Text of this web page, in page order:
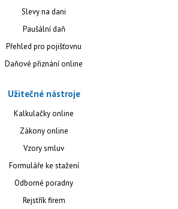
Slevy na dani
Paušální daň
Přehled pro pojišťovnu
Daňové přiznání online
Užitečné nástroje
Kalkulačky online
Zákony online
Vzory smluv
Formuláře ke stažení
Odborné poradny
Rejstřík firem